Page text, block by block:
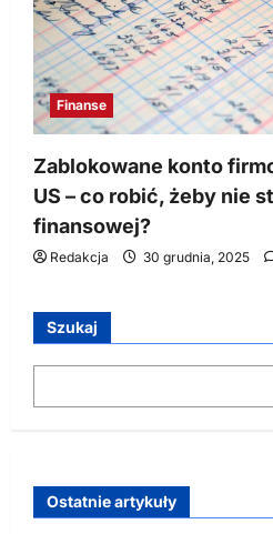
Finanse
Zablokowane konto
US – co robić, żeby nie
finansowej?
Redakcja 30 grudnia, 2025
Szukaj
Ostatnie artykuły